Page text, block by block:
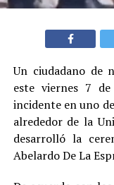
Un ciudadano de
este viernes 7
incidente en uno
alrededor de la
desarrolló la
Abelardo De La